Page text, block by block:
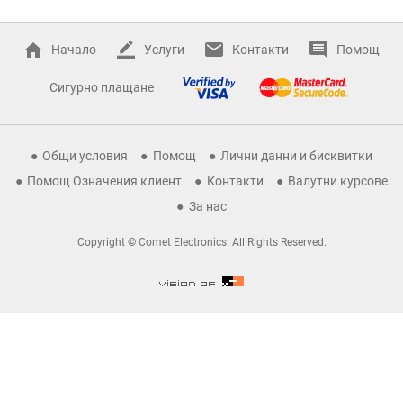
Начало Услуги Контакти Помощ
Сигурно плащане
Общи условия Помощ
Лични данни и бисквитки
Помощ Означения клиент
Контакти
Валутни курсове
За нас
Copyright © Comet Electronics. All Rights Reserved.